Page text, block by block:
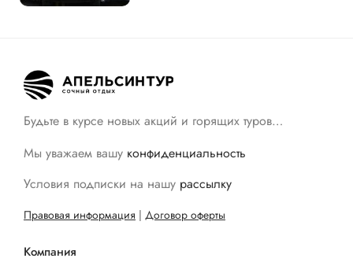
Будьте в курсе новых акций и горящих туров…
Мы уважаем вашу конфиденциальность
Условия подписки на нашу рассылку
Правовая информация | Договор оферты
Компания